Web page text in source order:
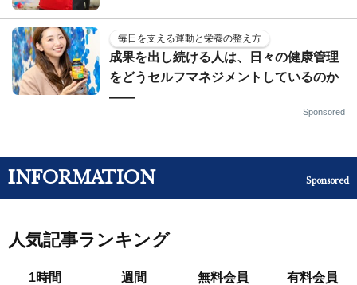
毎日を支える運動と栄養の整え方
成果を出し続ける人は、日々の健康管理
をどうセルフマネジメントしているのか
——
Sponsored
INFORMATION Sponsored
人気記事ランキング
1時間 週間 無料会員 有料会員